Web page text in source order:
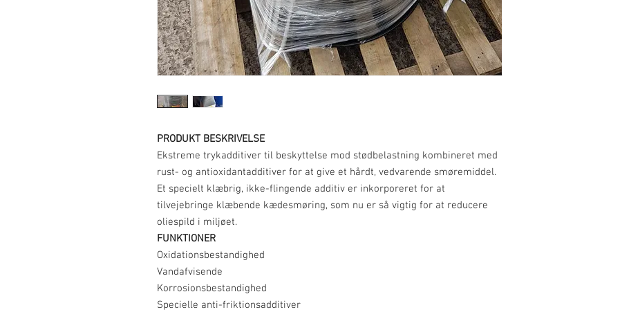
PRODUKT BESKRIVELSE
Ekstreme trykadditiver til beskyttelse mod stødbelastning kombineret med
rust- og antioxidantadditiver for at give et hårdt, vedvarende smøremiddel.
Et specielt klæbrig, ikke-flingende additiv er inkorporeret for at
tilvejebringe klæbende kædesmøring, som nu er så vigtig for at reducere
oliespild i miljøet.
FUNKTIONER
Oxidationsbestandighed
Vandafvisende
Korrosionsbestandighed
Specielle anti-friktionsadditiver